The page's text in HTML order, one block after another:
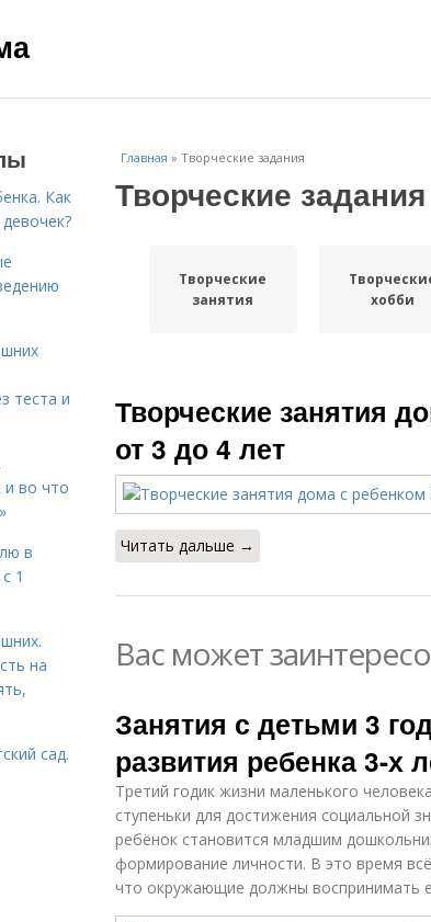
Главная » Творческие задания
Творческие задания
Творческие
занятия
хобби
Творческие занятия
от 3 до 4 лет
Читать дальше →
Вас может
Занятия с детьми 3
развития ребенка 3-х
Третий годик жизни маленького
ступеньки для достижения социальной
ребёнок становится младшим
формирование личности. В это время
что окружающие должны воспринимать
Как
теста и
и во что
в
1
на
сад.